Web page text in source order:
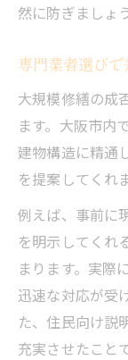
然に防ぎましょ
専門業者選び
大規模修繕の成
ます。大阪市内
建物構造に精通
を提案してくれ
例えば、事前に
を明示してくれ
まります。実際
迅速な対応が受
た、住民向け説
充実させたこと